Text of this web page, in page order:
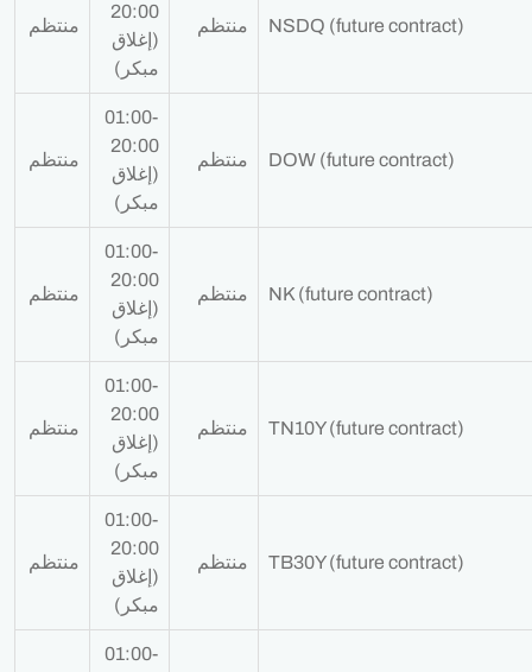
NSDQ (future contract) منتظم
20:00
(إغلاق
مبكر)
منتظم
DOW (future contract) منتظم
01:00-
20:00
(إغلاق
مبكر)
منتظم
NK (future contract) منتظم
01:00-
20:00
(إغلاق
مبكر)
منتظم
TN10Y (future contract) منتظم
01:00-
20:00
(إغلاق
مبكر)
منتظم
TB30Y (future contract) منتظم
01:00-
20:00
(إغلاق
مبكر)
منتظم
01:00-